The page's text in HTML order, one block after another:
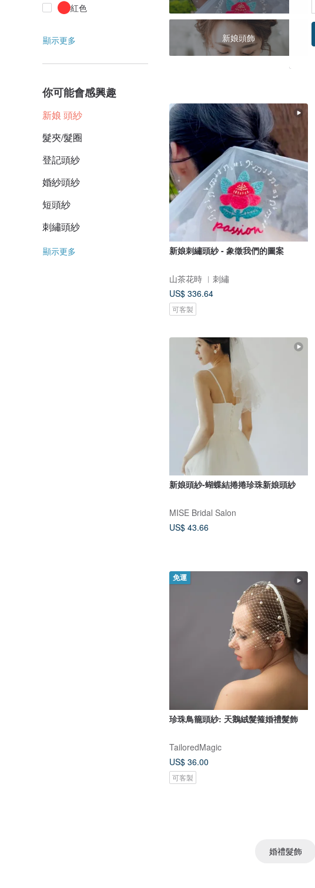
紅色
顯示更多
你可能會感興趣
新娘 頭紗
髮夾/髮圈
登記頭紗
婚紗頭紗
短頭紗
刺繡頭紗
顯示更多
新娘頭飾
新娘刺繡頭紗 - 象徵我們的圖案
山茶花時 ︳刺繡
US$ 336.64
可客製
新娘頭紗-蝴蝶結捲捲珍珠新娘頭紗
MISE Bridal Salon
US$ 43.66
免運
珍珠鳥籠頭紗: 天鵝絨髮箍婚禮髮飾
TailoredMagic
US$ 36.00
可客製
婚禮髮飾